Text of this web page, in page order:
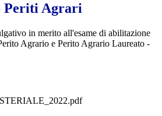
Periti Agrari
in merito all'esame di abilitazione
Agrario e Perito Agrario Laureato -